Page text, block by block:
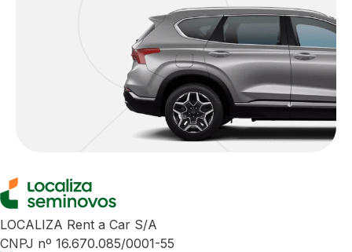
LOCALIZA Rent a Car S/A
CNPJ nº 16.670.085/0001-55